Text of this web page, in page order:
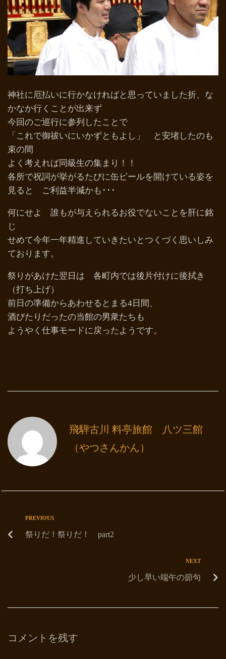
神社に厄払いに行かなければと思っていました折、な
かなか行くことが出来ず
今回のご巡行に参列したことで
「これで御祓いにいかずともよし」 と安堵したのも
束の間
よく考えれば同級生の集まり！！
各所で祝詞が挙がるたびに缶ビールを開けている姿を
見ると ご利益半減かも･･･
何にせよ 誰もが与えられるお役でないことを肝に銘
じ
せめて今年一年精進していきたいとつくづく思いしみ
ております。
祭りがあけた翌日は 各町内では後片付けに後拭き
（打ち上げ）
前日の準備からあわせるとまる4日間、
酒びたりだったの当館の男衆たちも
ようやく仕事モードに戻ったようです。
飛騨古川 料亭旅館 八ツ三館
（やつさんかん）
PREVIOUS
祭りだ！祭りだ！ part2
NEXT
少し早い端午の節句
コメントを残す